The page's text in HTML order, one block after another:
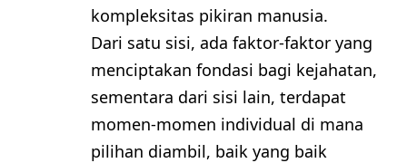
kompleksitas pikiran manusia.
Dari satu sisi, ada faktor-faktor yang
menciptakan fondasi bagi kejahatan,
sementara dari sisi lain, terdapat
momen-momen individual di mana
pilihan diambil, baik yang baik